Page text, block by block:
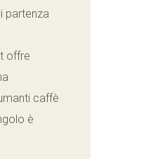
partenza
offre
caffè
è